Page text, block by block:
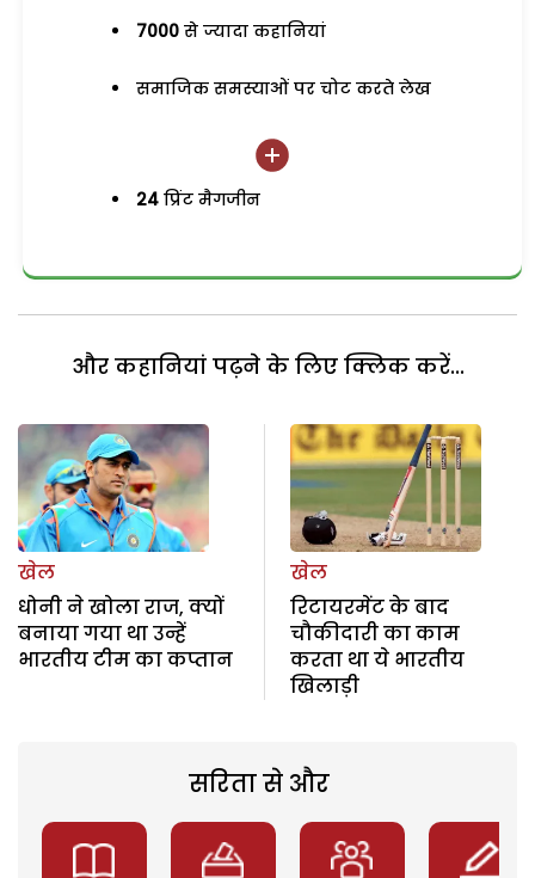
7000 से ज्यादा कहानियां
समाजिक समस्याओं पर चोट करते लेख
24 प्रिंट मैगजीन
और कहानियां पढ़ने के लिए क्लिक करें...
खेल
धोनी ने खोला राज, क्यों
बनाया गया था उन्हें
भारतीय टीम का कप्तान
खेल
रिटायरमेंट के बाद
चौकीदारी का काम
करता था ये भारतीय
खिलाड़ी
सरिता से और